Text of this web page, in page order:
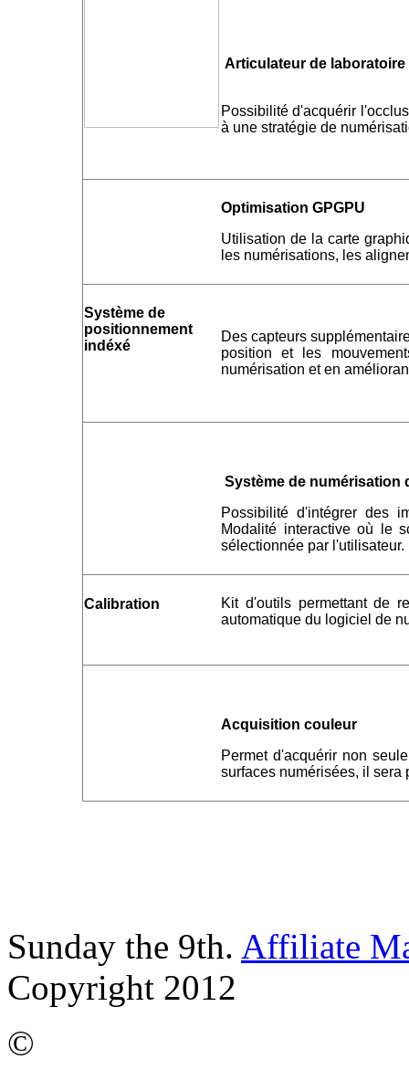
Articulateur de laboratoire
Possibilité d'acquérir
à une stratégie de
Optimisation GPGPU
Utilisation de la carte
les numérisations, les
Système de
positionnement
indéxé
Des capteurs
position et les
numérisation et en
Système de numérisation
Possibilité d'intégrer des
Modalité interactive où le
sélectionnée par l'utilisateur.
Calibration
Kit d'outils permettant de
automatique du logiciel de
Acquisition couleur
Permet d'acquérir non
surfaces numérisées, il
Sunday the 9th. Affiliate
Copyright 2012
©